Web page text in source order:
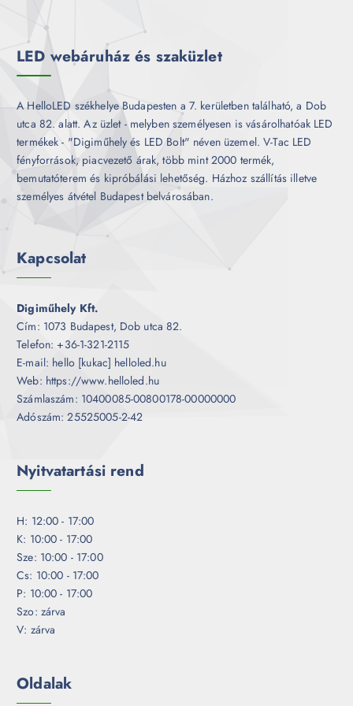
LED webáruház és szaküzlet
A HelloLED székhelye Budapesten a 7. kerületben található, a Dob
utca 82. alatt. Az üzlet - melyben személyesen is vásárolhatóak LED
termékek - "Digiműhely és LED Bolt" néven üzemel. V-Tac LED
fényforrások, piacvezető árak, több mint 2000 termék,
bemutatóterem és kipróbálási lehetőség. Házhoz szállítás illetve
személyes átvétel Budapest belvárosában.
Kapcsolat
Digiműhely Kft.
Cím: 1073 Budapest, Dob utca 82.
Telefon: +36-1-321-2115
E-mail: hello [kukac] helloled.hu
Web: https://www.helloled.hu
Számlaszám: 10400085-00800178-00000000
Adószám: 25525005-2-42
Nyitvatartási rend
H: 12:00 - 17:00
K: 10:00 - 17:00
Sze: 10:00 - 17:00
Cs: 10:00 - 17:00
P: 10:00 - 17:00
Szo: zárva
V: zárva
Oldalak